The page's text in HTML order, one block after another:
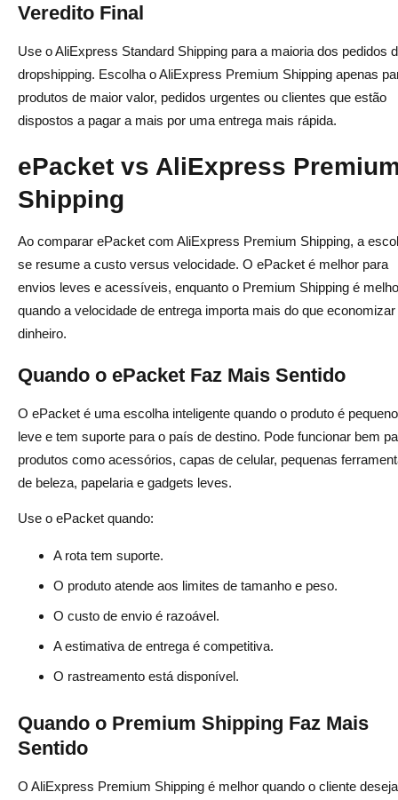
Veredito Final
Use o AliExpress Standard Shipping para a maioria dos pedidos
dropshipping. Escolha o AliExpress Premium Shipping apenas
produtos de maior valor, pedidos urgentes ou clientes que estão
dispostos a pagar a mais por uma entrega mais rápida.
ePacket vs AliExpress
Shipping
Ao comparar ePacket com AliExpress Premium Shipping, a
se resume a custo versus velocidade. O ePacket é melhor para
envios leves e acessíveis, enquanto o Premium Shipping é
quando a velocidade de entrega importa mais do que economizar
dinheiro.
Quando o ePacket Faz Mais Sentido
O ePacket é uma escolha inteligente quando o produto é
leve e tem suporte para o país de destino. Pode funcionar bem
produtos como acessórios, capas de celular, pequenas
de beleza, papelaria e gadgets leves.
Use o ePacket quando:
A rota tem suporte.
O produto atende aos limites de tamanho e peso.
O custo de envio é razoável.
A estimativa de entrega é competitiva.
O rastreamento está disponível.
Quando o Premium Shipping Faz Mais
Sentido
O AliExpress Premium Shipping é melhor quando o cliente